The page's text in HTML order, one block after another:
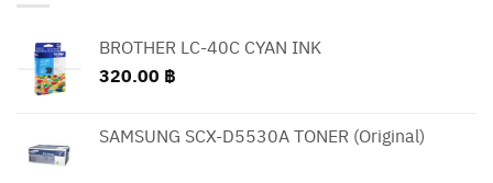
BROTHER LC-40C CYAN INK
320.00 ฿
SAMSUNG SCX-D5530A TONER (Original)